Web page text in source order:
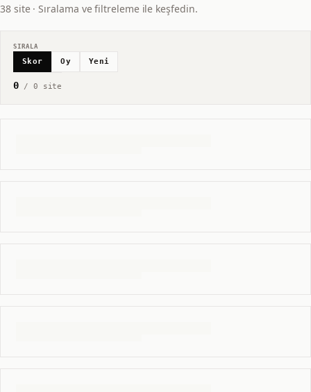
38 site · Sıralama ve filtreleme ile keşfedin.
SIRALA
Skor Oy Yeni
0/ 0 site